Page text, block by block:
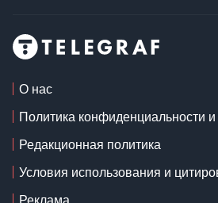
О нас
Политика конфиденциальности
Редакционная политика
Условия использования и